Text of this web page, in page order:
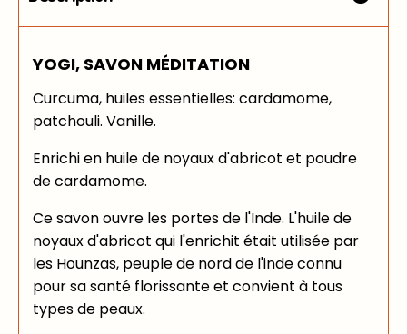
YOGI, SAVON MÉDITATION
Curcuma, huiles essentielles: cardamome,
patchouli. Vanille.
Enrichi en huile de noyaux d'abricot et poudre
de cardamome.
Ce savon ouvre les portes de l'Inde. L'huile de
noyaux d'abricot qui l'enrichit était utilisée par
les Hounzas, peuple de nord de l'inde connu
pour sa santé florissante et convient à tous
types de peaux.